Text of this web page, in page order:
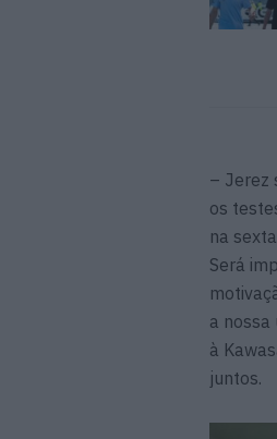
– Jerez
os
na
Será
a nossa
à
juntos.